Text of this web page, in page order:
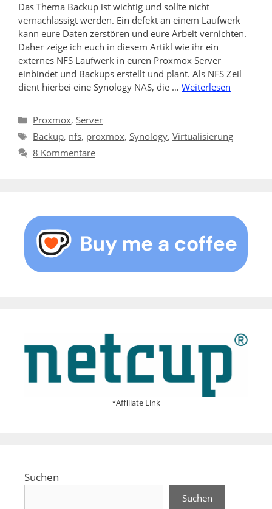
Das Thema Backup ist wichtig und sollte nicht
vernachlässigt werden. Ein defekt an einem Laufwerk
kann eure Daten zerstören und eure Arbeit vernichten.
Daher zeige ich euch in diesem Artikl wie ihr ein
externes NFS Laufwerk in euren Proxmox Server
einbindet und Backups erstellt und plant. Als NFS Zeil
dient hierbei eine Synology NAS, die … Weiterlesen
Kategorien
Proxmox, Server
Schlagwörter
Backup, nfs, proxmox, Synology, Virtualisierung
8 Kommentare
*Affiliate Link
Suchen
Suchen